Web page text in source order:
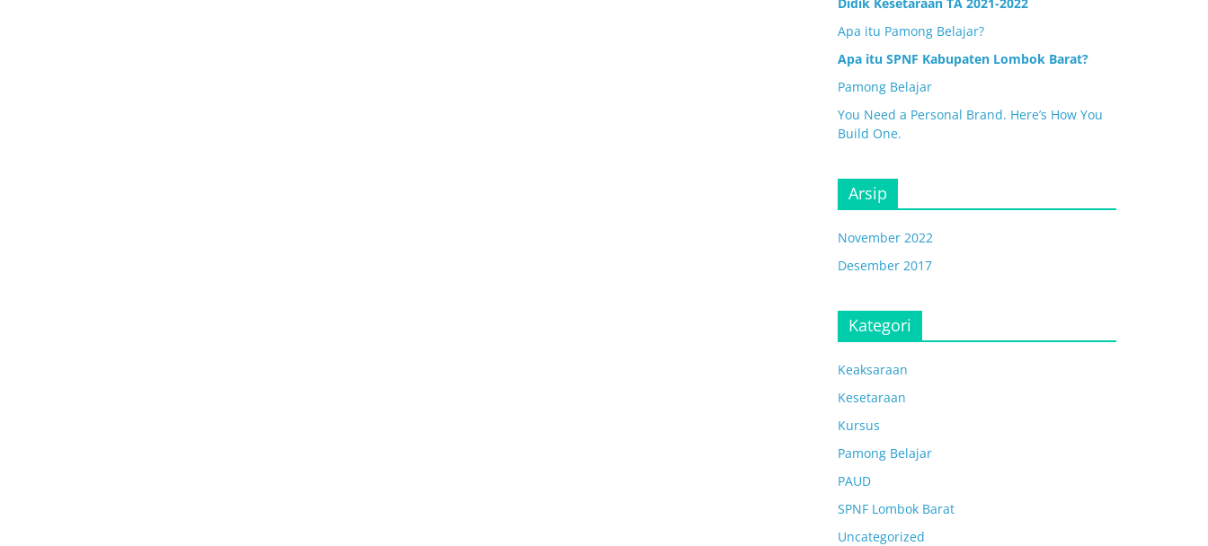
Apa itu Pamong Belajar?
Apa itu SPNF Kabupaten Lombok Barat?
Pamong Belajar
You Need a Personal Brand. Here’s How You
Build One.
Arsip
November 2022
Desember 2017
Kategori
Keaksaraan
Kesetaraan
Kursus
Pamong Belajar
PAUD
SPNF Lombok Barat
Uncategorized